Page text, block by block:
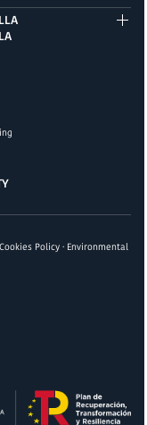
Cookies Policy · Environmental